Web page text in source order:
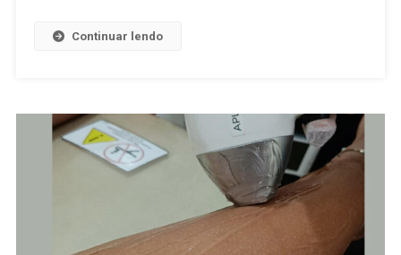
Continuar lendo